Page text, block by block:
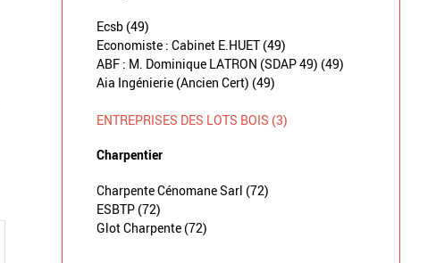
Ecsb (49)
Economiste : Cabinet E.HUET (49)
ABF : M. Dominique LATRON (SDAP 49) (49)
Aia Ingénierie (Ancien Cert) (49)
ENTREPRISES DES LOTS BOIS (3)
Charpentier
Charpente Cénomane Sarl (72)
ESBTP (72)
Glot Charpente (72)